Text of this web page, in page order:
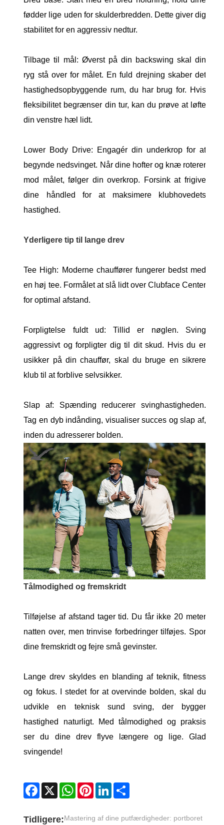
fødder lige uden for skulderbredden. Dette giver dig
stabilitet for en aggressiv nedtur.
Tilbage til mål: Øverst på din backswing skal din
ryg stå over for målet. En fuld drejning skaber det
hastighedsopbyggende rum, du har brug for. Hvis
fleksibilitet begrænser din tur, kan du prøve at løfte
din venstre hæl lidt.
Lower Body Drive: Engagér din underkrop for at
begynde nedsvinget. Når dine hofter og knæ roterer
mod målet, følger din overkrop. Forsink at frigive
dine håndled for at maksimere klubhovedets
hastighed.
Yderligere tip til lange drev
Tee High: Moderne chauffører fungerer bedst med
en høj tee. Formålet at slå lidt over Clubface Center
for optimal afstand.
Forpligtelse fuldt ud: Tillid er nøglen. Sving
aggressivt og forpligter dig til dit skud. Hvis du er
usikker på din chauffør, skal du bruge en sikrere
klub til at forblive selvsikker.
Slap af: Spænding reducerer svinghastigheden.
Tag en dyb indånding, visualiser succes og slap af,
inden du adresserer bolden.
Tålmodighed og fremskridt
Tilføjelse af afstand tager tid. Du får ikke 20 meter
natten over, men trinvise forbedringer tilføjes. Spor
dine fremskridt og fejre små gevinster.
Lange drev skyldes en blanding af teknik, fitness
og fokus. I stedet for at overvinde bolden, skal du
udvikle en teknisk sund sving, der bygger
hastighed naturligt. Med tålmodighed og praksis
ser du dine drev flyve længere og lige. Glad
svingende!
Facebook
X WhatsAppPinterestLinkedIn
Tidligere:Mastering af dine putfærdigheder: portboret